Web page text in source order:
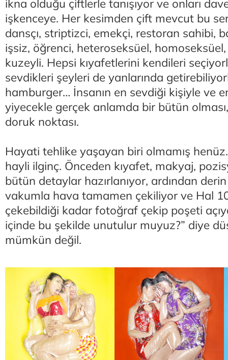
ikna olduğu çiftlerle tanışıyor ve onları
işkenceye. Her kesimden çift mevcut bu
dansçı, striptizci, emekçi, restoran sahibi,
işsiz, öğrenci, heteroseksüel, homoseksüel,
kuzeyli. Hepsi kıyafetlerini kendileri
sevdikleri şeyleri de yanlarında
hamburger… İnsanın en sevdiği kişiyle ve
yiyecekle gerçek anlamda bir bütün
doruk noktası.
Hayati tehlike yaşayan biri olmamış
hayli ilginç. Önceden kıyafet, makyaj,
bütün detaylar hazırlanıyor, ardından
vakumla hava tamamen çekiliyor ve Hal
çekebildiği kadar fotoğraf çekip poşeti
içinde bu şekilde unutulur muyuz?” diye
mümkün değil.